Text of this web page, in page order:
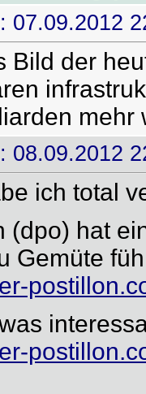
07.09.2012
Bild der
08.09.2012
ich total
(dpo) hat
Gemüte